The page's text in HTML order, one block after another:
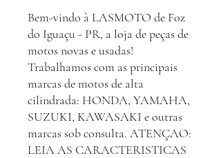
Bem-vindo à LASMOTO de Foz
do Iguaçu - PR, a loja de peças de
motos novas e usadas!
Trabalhamos com as principais
marcas de motos de alta
cilindrada: HONDA, YAMAHA,
SUZUKI, KAWASAKI e outras
marcas sob consulta. ATENÇAO:
LEIA AS CARACTERISTICAS